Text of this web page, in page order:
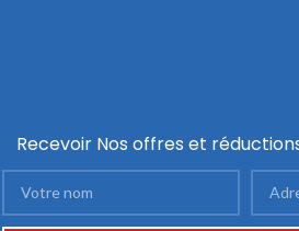
Recevoir Nos offres et